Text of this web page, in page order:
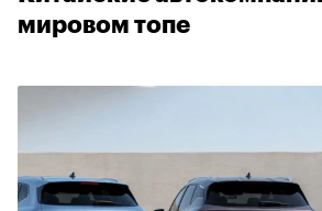
мировом топе